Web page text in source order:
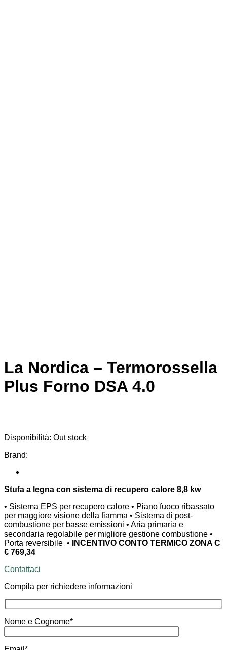
La Nordica – Termorossella
Plus Forno DSA 4.0
Disponibilità: Out stock
Brand:
Stufa a legna con sistema di recupero calore 8,8 kw
• Sistema EPS per recupero calore • Piano fuoco ribassato
per maggiore visione della fiamma • Sistema di post-
combustione per basse emissioni • Aria primaria e
secondaria regolabile per migliore gestione combustione •
Porta reversibile •
INCENTIVO CONTO TERMICO ZONA C
€ 769,34
Contattaci
Compila per richiedere informazioni
Nome e Cognome*